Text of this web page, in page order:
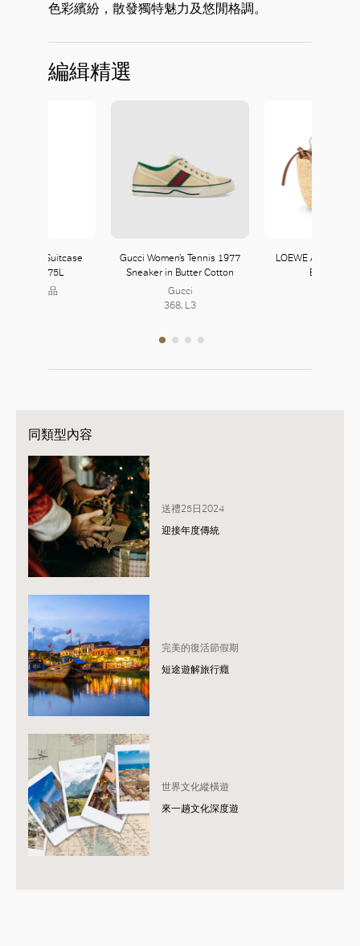
色彩繽紛，散發獨特魅力及悠閒格調。
編緝精選
Carry Suitcase
Stopper 75L
無印良品
Gucci Women’s Tennis 1977
Sneaker in Butter Cotton
Gucci
368, L3
LOEWE Anagram
Basket Bag
同類型內容
送禮25日2024
迎接年度傳統
完美的復活節假期
短途遊解旅行癮
世界文化縱橫遊
來一趟文化深度遊